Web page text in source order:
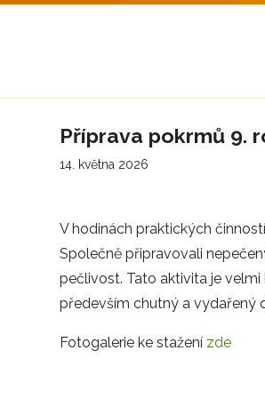
Příprava pokrmů 9.
14. května 2026
V hodinách praktických
Společně připravovali
pečlivost. Tato aktivita je
především chutný a vydařený
Fotogalerie ke stažení zde